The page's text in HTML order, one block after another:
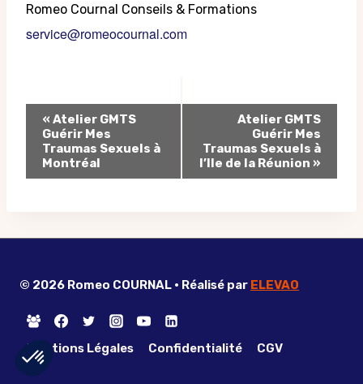
Romeo Cournal Conseils & Formations
service@romeocournal.com
Navigation
Évènement
« Atelier GMTS
Guérir Mes
Traumas Sexuels à
Montréal
Atelier GMTS
Guérir Mes
Traumas Sexuels à
l’Ile de la Réunion »
© 2026 Romeo COURNAL • Réalisé par ELEVAO
Mentions Légales Confidentialité CGV